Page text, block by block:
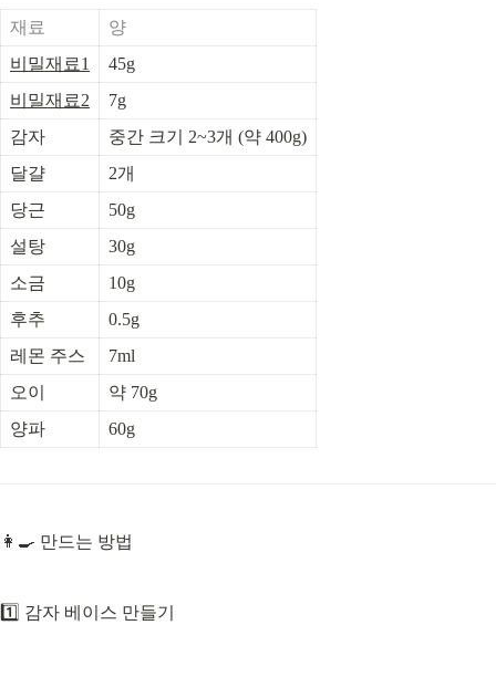
재료
양
비밀재료1
45g
비밀재료2
7g
감자
중간 크기 2~3개 (약 400g)
달걀
2개
당근
50g
설탕
30g
소금
10g
후추
0.5g
레몬 주스
7ml
오이
약 70g
양파
60g
👩‍🍳 만드는 방법
1️⃣ 감자 베이스 만들기